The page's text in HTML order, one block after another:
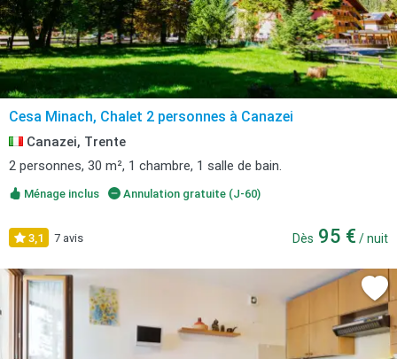
Cesa Minach, Chalet 2 personnes à Canazei
Canazei, Trente
2 personnes, 30 m², 1 chambre, 1 salle de bain.
Ménage inclus Annulation gratuite (J-60)
3,1 7 avis Dès 95 € / nuit